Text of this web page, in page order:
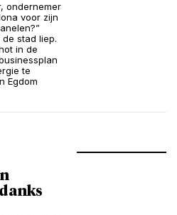
ondernemer
voor zijn
stad liep.
in de
te
Egdom